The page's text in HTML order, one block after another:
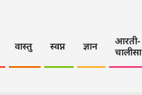
वास्तु स्वप्न ज्ञान
आरती-
चालीसा